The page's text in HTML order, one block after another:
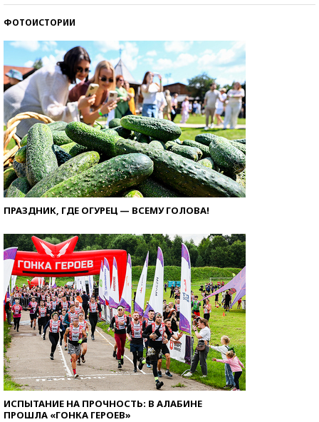
ФОТОИСТОРИИ
ПРАЗДНИК, ГДЕ ОГУРЕЦ — ВСЕМУ ГОЛОВА!
ИСПЫТАНИЕ НА ПРОЧНОСТЬ: В АЛАБИНЕ
ПРОШЛА «ГОНКА ГЕРОЕВ»